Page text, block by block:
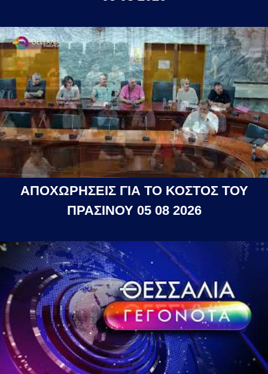
ΑΠΟΧΩΡΗΣΕΙΣ ΓΙΑ ΤΟ ΚΟΣΤΟΣ ΤΟΥ
ΠΡΑΣΙΝΟΥ 05 08 2026